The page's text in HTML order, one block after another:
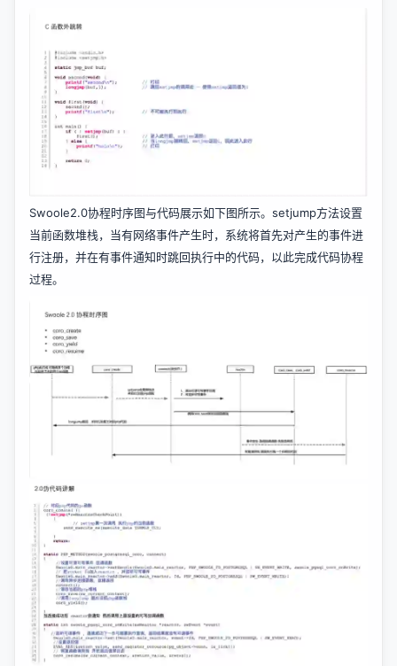
Swoole2.0协程时序图与代码展示如下图所示。setjump方法设置
当前函数堆栈，当有网络事件产生时，系统将首先对产生的事件进
行注册，并在有事件通知时跳回执行中的代码，以此完成代码协程
过程。